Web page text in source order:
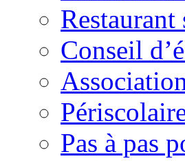
Restaurant
Conseil
Pas à pas